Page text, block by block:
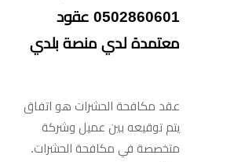
0502860601 عقود
معتمدة لدي منصة بلدي
عقد مكافحة الحشرات هو اتفاق
يتم توقيعه بين عميل وشركة
متخصصة في مكافحة الحشرات.